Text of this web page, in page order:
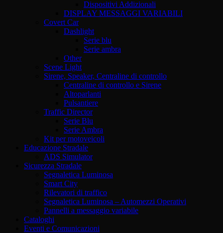
Dispositivi Addizionali
DISPLAY MESSAGGI VARIABILI
Covert Car
Dashlight
Serie blu
Serie ambra
Other
Scene Light
Sirene, Speaker, Centraline di controllo
Centraline di controllo e Sirene
Altoparlanti
Pulsantiere
Traffic Director
Serie Blu
Serie Ambra
Kit per motoveicoli
Educazione Stradale
ADS Simulator
Sicurezza Stradale
Segnaletica Luminosa
Smart City
Rilevatori di traffico
Segnaletica Luminosa – Automezzi Operativi
Pannelli a messaggio variabile
Cataloghi
Eventi e Comunicazioni